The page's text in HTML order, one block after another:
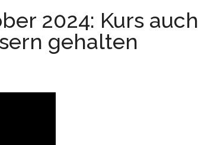
2024: Kurs auch
gehalten